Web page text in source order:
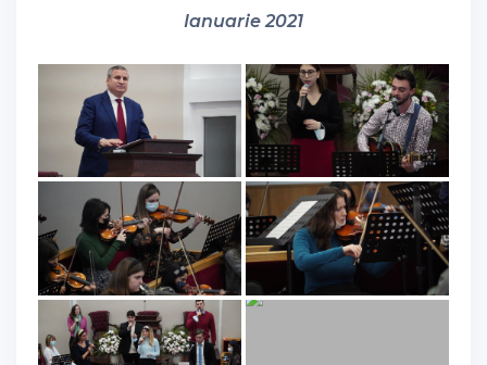
Ianuarie 2021